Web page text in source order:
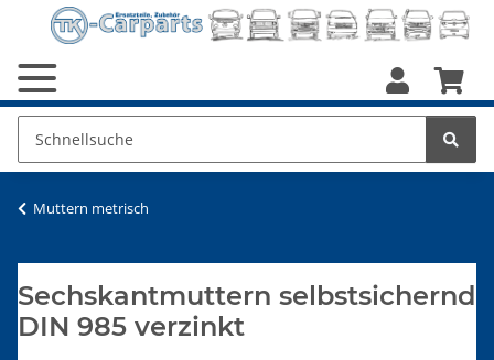
Muttern metrisch
Sechskantmuttern selbstsichernd
DIN 985 verzinkt